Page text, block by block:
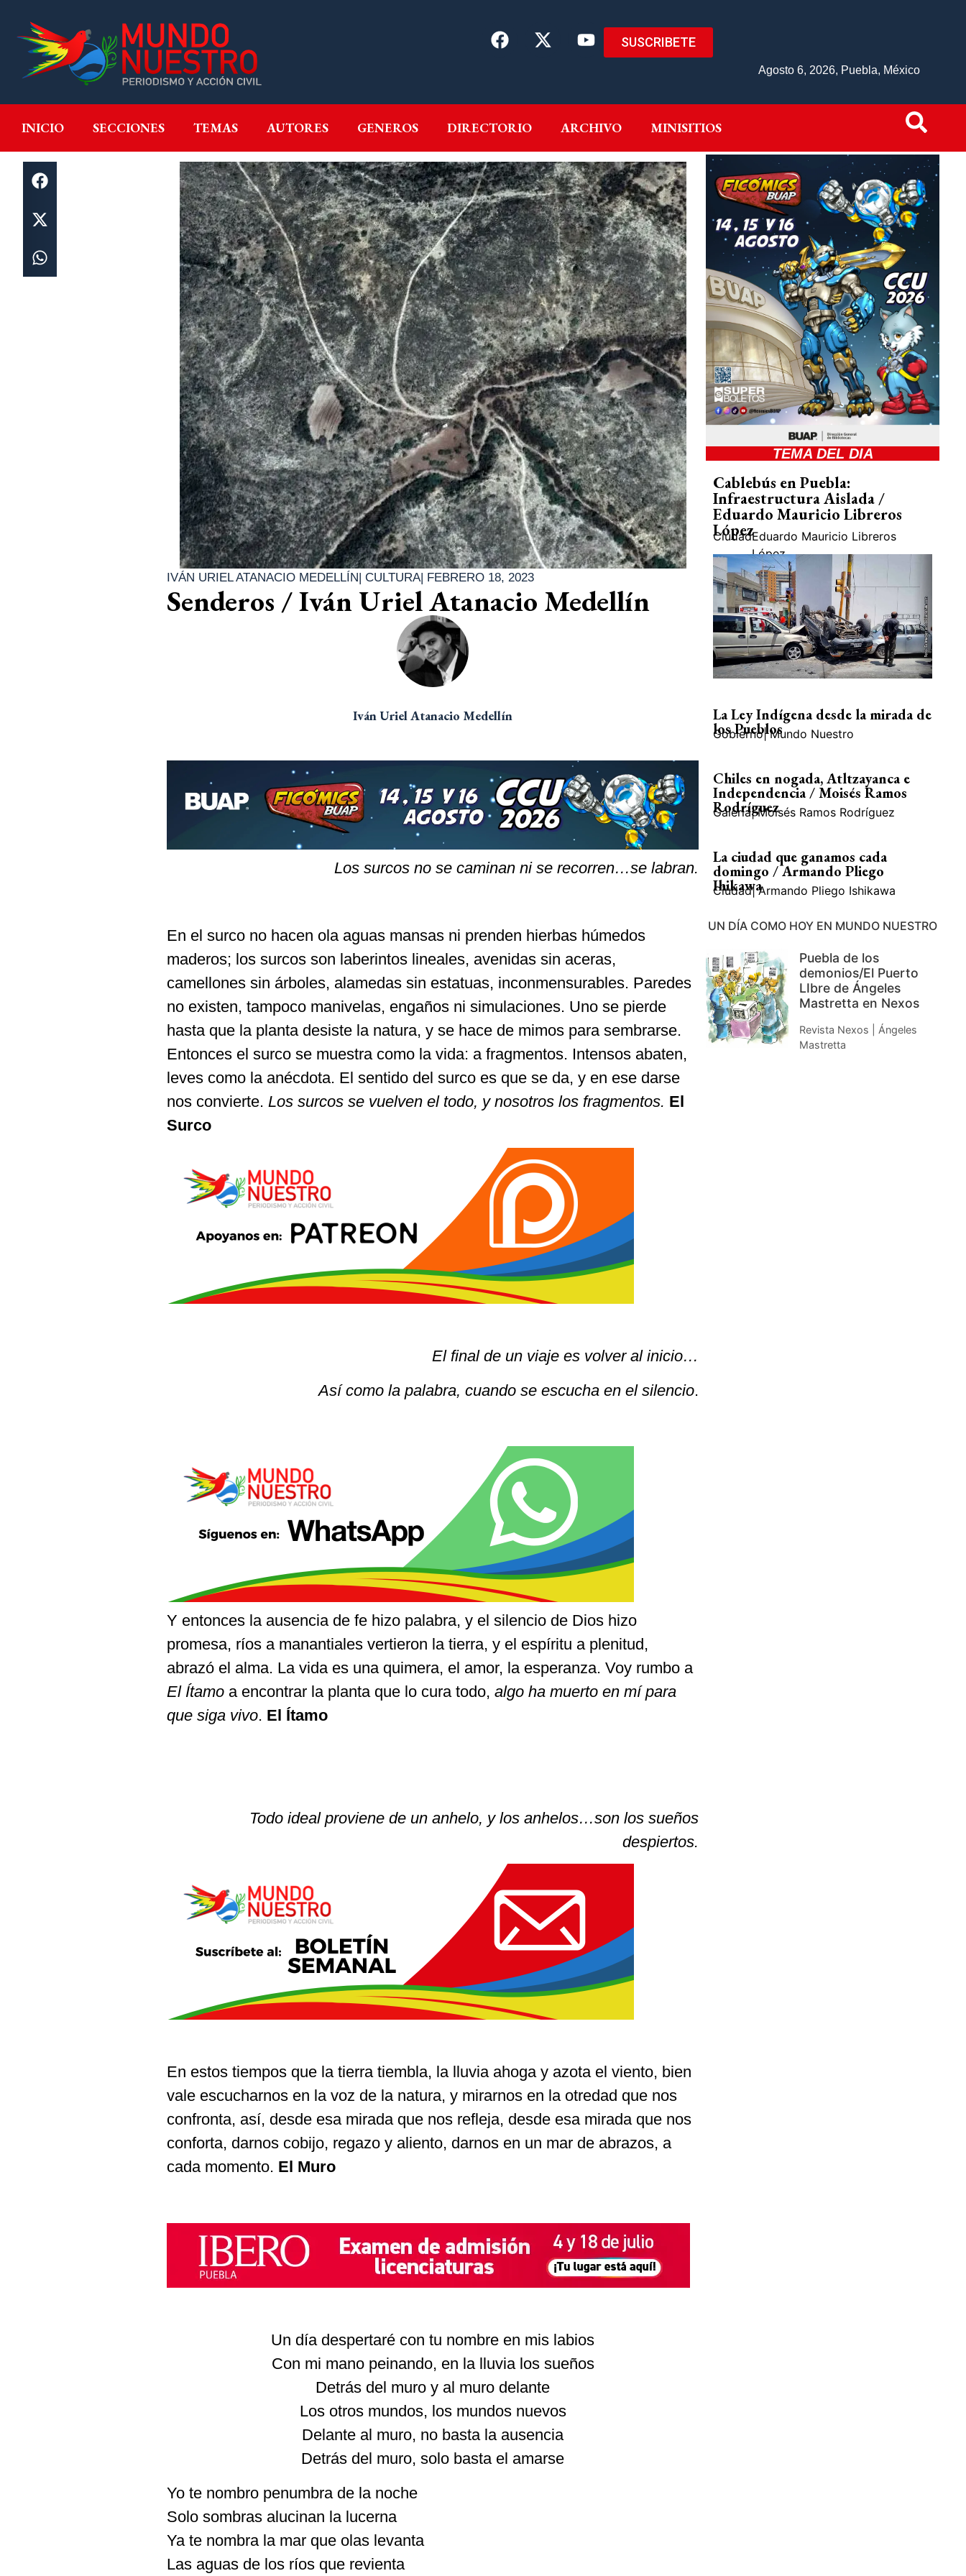
SUSCRIBETE
Agosto 6, 2026, Puebla, México
INICIO SECCIONES TEMAS AUTORES GENEROS DIRECTORIO ARCHIVO MINISITIOS
INICIO SECCIONES GENEROS DIRECTORIO ARCHIVO MINISITIOS
IVÁN URIEL ATANACIO MEDELLÍN| CULTURA| FEBRERO 18, 2023
Senderos / Iván Uriel Atanacio Medellín
Iván Uriel Atanacio Medellín
Los surcos no se caminan ni se recorren…se labran.
En el surco no hacen ola aguas mansas ni prenden hierbas húmedos
maderos; los surcos son laberintos lineales, avenidas sin aceras,
camellones sin árboles, alamedas sin estatuas, inconmensurables. Paredes
no existen, tampoco manivelas, engaños ni simulaciones. Uno se pierde
hasta que la planta desiste la natura, y se hace de mimos para sembrarse.
Entonces el surco se muestra como la vida: a fragmentos. Intensos abaten,
leves como la anécdota. El sentido del surco es que se da, y en ese darse
nos convierte. Los surcos se vuelven el todo, y nosotros los fragmentos. El
Surco
El final de un viaje es volver al inicio…
Así como la palabra, cuando se escucha en el silencio.
Y entonces la ausencia de fe hizo palabra, y el silencio de Dios hizo
promesa, ríos a manantiales vertieron la tierra, y el espíritu a plenitud,
abrazó el alma. La vida es una quimera, el amor, la esperanza. Voy rumbo a
El Ítamo a encontrar la planta que lo cura todo, algo ha muerto en mí para
que siga vivo. El Ítamo
Todo ideal proviene de un anhelo, y los anhelos…son los sueños
despiertos.
En estos tiempos que la tierra tiembla, la lluvia ahoga y azota el viento, bien
vale escucharnos en la voz de la natura, y mirarnos en la otredad que nos
confronta, así, desde esa mirada que nos refleja, desde esa mirada que nos
conforta, darnos cobijo, regazo y aliento, darnos en un mar de abrazos, a
cada momento. El Muro
Un día despertaré con tu nombre en mis labios
Con mi mano peinando, en la lluvia los sueños
Detrás del muro y al muro delante
Los otros mundos, los mundos nuevos
Delante al muro, no basta la ausencia
Detrás del muro, solo basta el amarse
Yo te nombro penumbra de la noche
Solo sombras alucinan la lucerna
Ya te nombra la mar que olas levanta
Las aguas de los ríos que revienta
TEMA DEL DIA
Cablebús en Puebla:
Infraestructura Aislada /
Eduardo Mauricio Libreros
López
CiudadEduardo Mauricio Libreros
López
La Ley Indígena desde la mirada de
los Pueblos
Gobierno| Mundo Nuestro
Chiles en nogada, Atltzayanca e
Independencia / Moisés Ramos
Rodríguez
Galería| Moisés Ramos Rodríguez
La ciudad que ganamos cada
domingo / Armando Pliego
Ihikawa
Ciudad| Armando Pliego Ishikawa
UN DÍA COMO HOY EN MUNDO NUESTRO
Puebla de los
demonios/El Puerto
LIbre de Ángeles
Mastretta en Nexos
Revista Nexos | Ángeles
Mastretta